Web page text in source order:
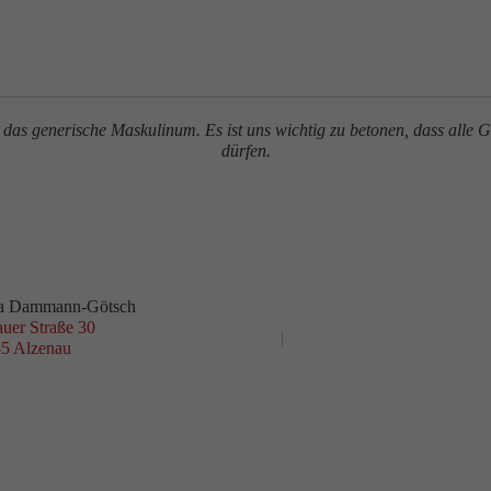
generische Maskulinum. Es ist uns wichtig zu betonen, dass alle
dürfen.
Dammann-Götsch
Straße 30
Alzenau